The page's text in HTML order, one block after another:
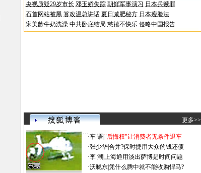
央视质疑29岁市长 邓玉娇失踪 朝鲜军事演习 日本兵赎罪
石首网站被黑 篡改温总讲话 夏日减肥秘方 日本瘦脸法
宋美龄牛奶洗澡 中共卧底结局 慈禧不快乐 侵略中国报告
更多>>
·车 语|"后悔权"让消费者无条件退车
·张少华|合并?保时捷用大众的钱还债
·李 潮 上海通用淡出萨博是时间问题
·沃晓东|凭什么腾中就不能收购悍马?